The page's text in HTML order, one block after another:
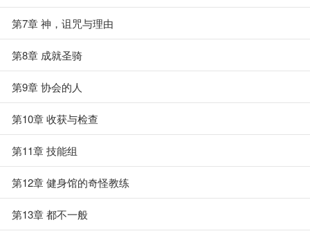
第7章 神，诅咒与理由
第8章 成就圣骑
第9章 协会的人
第10章 收获与检查
第11章 技能组
第12章 健身馆的奇怪教练
第13章 都不一般